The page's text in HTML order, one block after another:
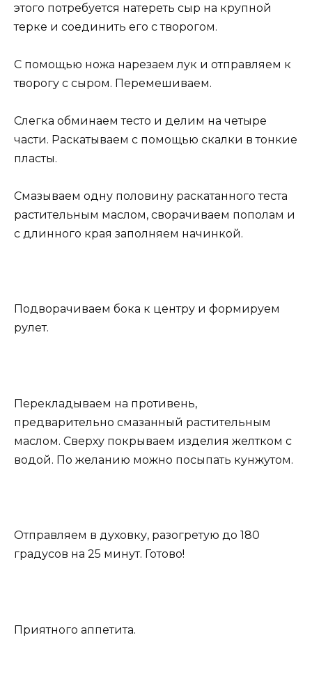
этого потребуется натереть сыр на крупной
терке и соединить его с творогом.
С помощью ножа нарезаем лук и отправляем к
творогу с сыром. Перемешиваем.
Слегка обминаем тесто и делим на четыре
части. Раскатываем с помощью скалки в тонкие
пласты.
Смазываем одну половину раскатанного теста
растительным маслом, сворачиваем пополам и
с длинного края заполняем начинкой.
Подворачиваем бока к центру и формируем
рулет.
Перекладываем на противень,
предварительно смазанный растительным
маслом. Сверху покрываем изделия желтком с
водой. По желанию можно посыпать кунжутом.
Отправляем в духовку, разогретую до 180
градусов на 25 минут. Готово!
Приятного аппетита.